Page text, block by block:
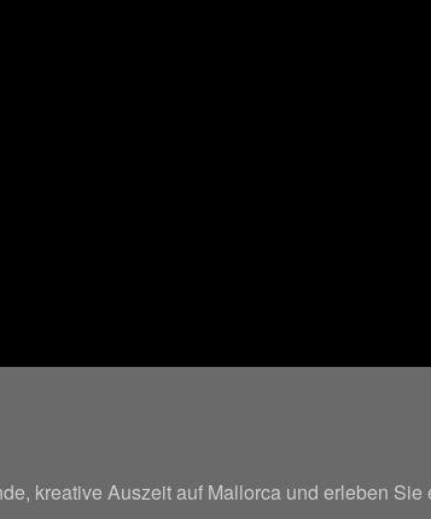
kreative Auszeit auf Mallorca und erleben Sie